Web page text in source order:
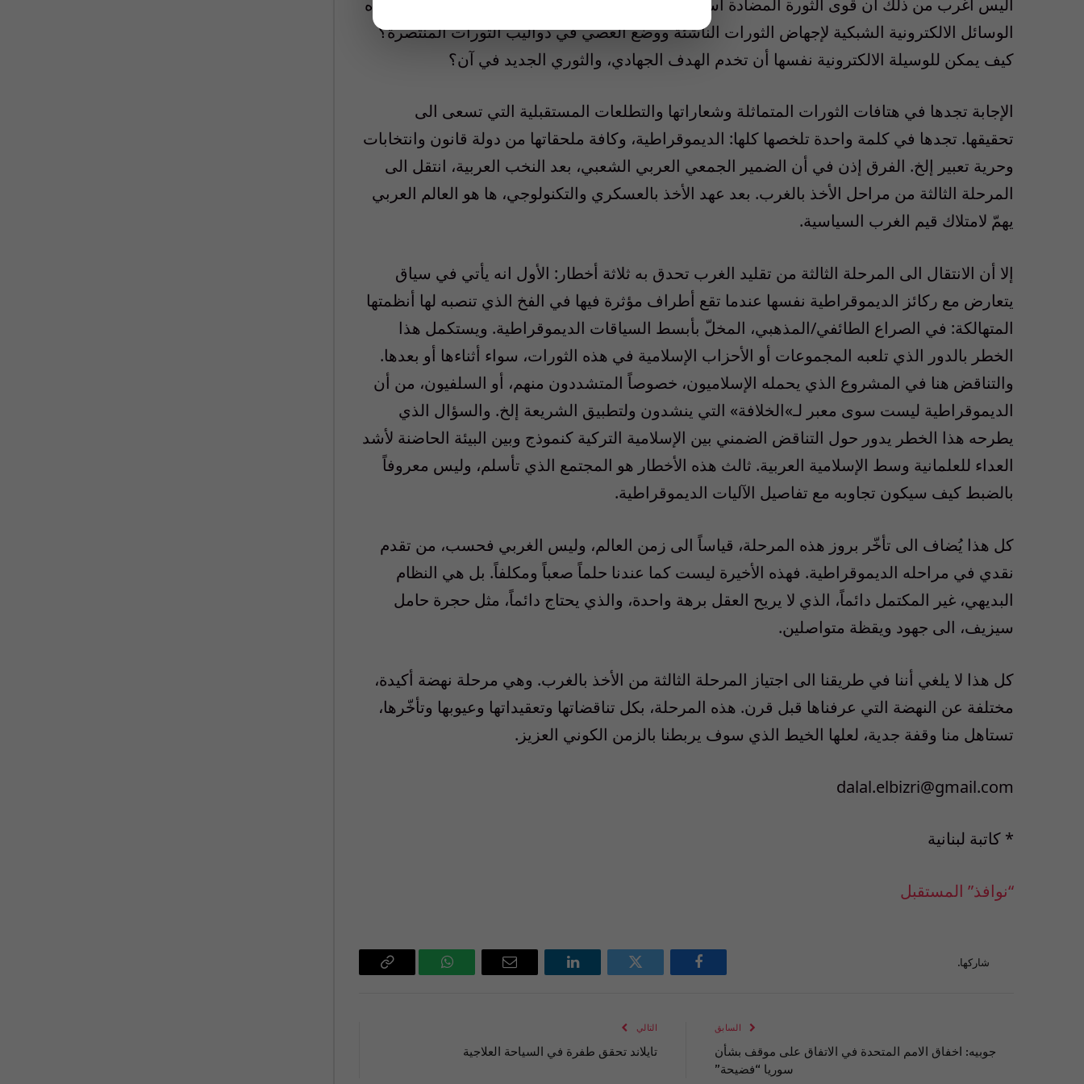
الوسائل الالكترونية الشبكية لإجهاض الثورات الناشئة ووضع العصي في دواليب الثورات المنتصرة؟
كيف يمكن للوسيلة الالكترونية نفسها أن تخدم الهدف الجهادي، والثوري الجديد في آن؟
الإجابة تجدها في هتافات الثورات المتماثلة وشعاراتها والتطلعات المستقبلية التي تسعى الى
تحقيقها. تجدها في كلمة واحدة تلخصها كلها: الديموقراطية، وكافة ملحقاتها من دولة قانون وانتخابات
وحرية تعبير إلخ. الفرق إذن في أن الضمير الجمعي العربي الشعبي، بعد النخب العربية، انتقل الى
المرحلة الثالثة من مراحل الأخذ بالغرب. بعد عهد الأخذ بالعسكري والتكنولوجي، ها هو العالم العربي
يهمّ لامتلاك قيم الغرب السياسية.
إلا أن الانتقال الى المرحلة الثالثة من تقليد الغرب تحدق به ثلاثة أخطار: الأول انه يأتي في سياق
يتعارض مع ركائز الديموقراطية نفسها عندما تقع أطراف مؤثرة فيها في الفخ الذي تنصبه لها أنظمتها
المتهالكة: في الصراع الطائفي/المذهبي، المخلّ بأبسط السياقات الديموقراطية. ويستكمل هذا
الخطر بالدور الذي تلعبه المجموعات أو الأحزاب الإسلامية في هذه الثورات، سواء أثناءها أو بعدها.
والتناقض هنا في المشروع الذي يحمله الإسلاميون، خصوصاً المتشددون منهم، أو السلفيون، من أن
الديموقراطية ليست سوى معبر لـ»الخلافة» التي ينشدون ولتطبيق الشريعة إلخ. والسؤال الذي
يطرحه هذا الخطر يدور حول التناقض الضمني بين الإسلامية التركية كنموذج وبين البيئة الحاضنة لأشد
العداء للعلمانية وسط الإسلامية العربية. ثالث هذه الأخطار هو المجتمع الذي تأسلم، وليس معروفاً
بالضبط كيف سيكون تجاوبه مع تفاصيل الآليات الديموقراطية.
كل هذا يُضاف الى تأخّر بروز هذه المرحلة، قياساً الى زمن العالم، وليس الغربي فحسب، من تقدم
نقدي في مراحله الديموقراطية. فهذه الأخيرة ليست كما عندنا حلماً صعباً ومكلفاً. بل هي النظام
البديهي، غير المكتمل دائماً، الذي لا يريح العقل برهة واحدة، والذي يحتاج دائماً، مثل حجرة حامل
سيزيف، الى جهود ويقظة متواصلين.
كل هذا لا يلغي أننا في طريقنا الى اجتياز المرحلة الثالثة من الأخذ بالغرب. وهي مرحلة نهضة أكيدة،
مختلفة عن النهضة التي عرفناها قبل قرن. هذه المرحلة، بكل تناقضاتها وتعقيداتها وعيوبها وتأخّرها،
تستاهل منا وقفة جدية، لعلها الخيط الذي سوف يربطنا بالزمن الكوني العزيز.
dalal.elbizri@gmail.com
* كاتبة لبنانية
“نوافذ” المستقبل
شاركها.
فيسبوك تويتر لينكدإن
البريد
واتساب
Copy
السابق
جوبيه: اخفاق الامم المتحدة في الاتفاق على موقف بشأن
سوريا “فضيحة”
التالي
تايلاند تحقق طفرة في السياحة العلاجية